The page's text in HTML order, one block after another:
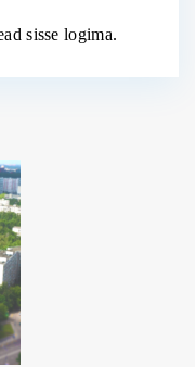
sisse logima.